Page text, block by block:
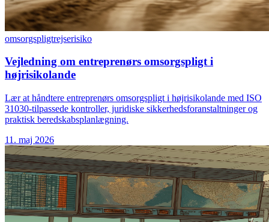
omsorgspligtrejserisiko
Vejledning om entreprenørs omsorgspligt i
højrisikolande
Lær at håndtere entreprenørs omsorgspligt i højrisikolande med ISO
31030-tilpassede kontroller, juridiske sikkerhedsforanstaltninger og
praktisk beredskabsplanlægning.
11. maj 2026